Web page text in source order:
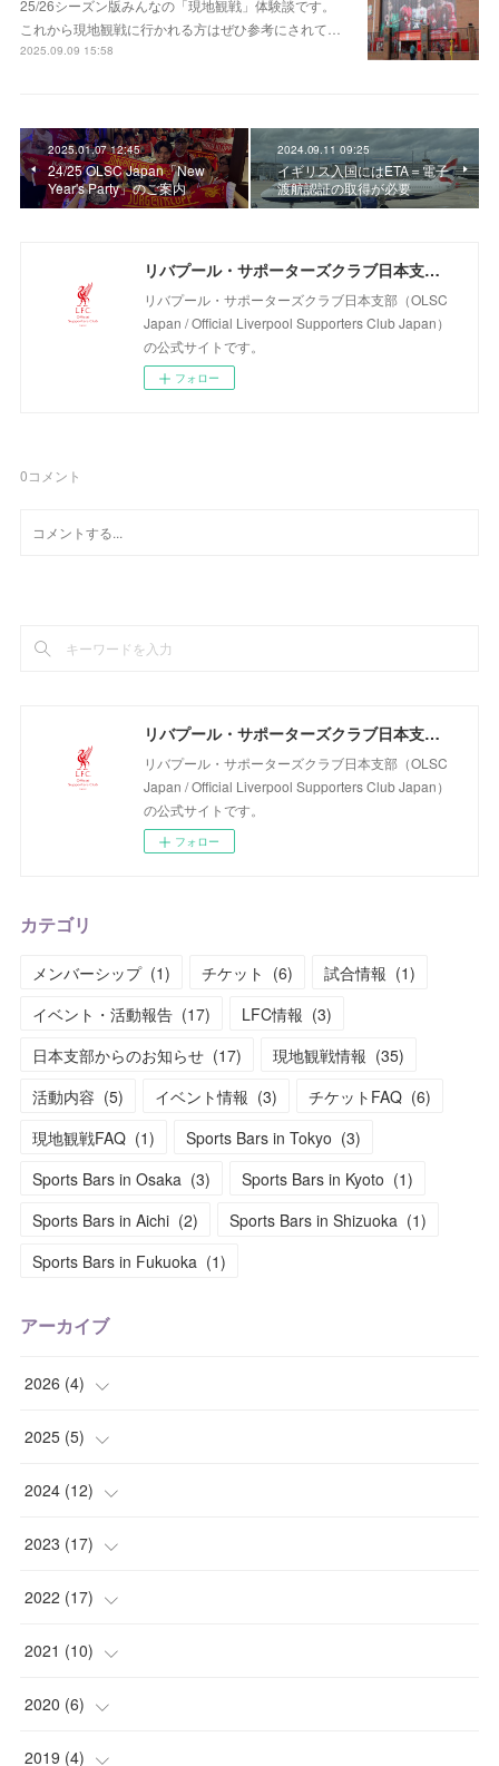
25/26シーズン版みんなの「現地観戦」体験談です。
これから現地観戦に行かれる方はぜひ参考にされて…
2025.09.09 15:58
2025.01.07 12:45
24/25 OLSC Japan「New
Year's Party」のご案内
2024.09.11 09:25
イギリス入国にはETA＝電子
渡航認証の取得が必要
リバプール・サポーターズクラブ日本支部（OLSC Japan / Official Liverpool Supporters Club Japan）
リバプール・サポーターズクラブ日本支部（OLSC
Japan / Official Liverpool Supporters Club Japan）
の公式サイトです。
フォロー
0コメント
リバプール・サポーターズクラブ日本支部（OLSC Japan / Official Liverpool Supporters Club Japan）
リバプール・サポーターズクラブ日本支部（OLSC
Japan / Official Liverpool Supporters Club Japan）
の公式サイトです。
フォロー
カテゴリ
メンバーシップ (1) チケット (6) 試合情報 (1)
イベント・活動報告 (17) LFC情報 (3)
日本支部からのお知らせ (17) 現地観戦情報 (35)
活動内容 (5) イベント情報 (3) チケットFAQ (6)
現地観戦FAQ (1) Sports Bars in Tokyo (3)
Sports Bars in Osaka (3) Sports Bars in Kyoto (1)
Sports Bars in Aichi (2) Sports Bars in Shizuoka (1)
Sports Bars in Fukuoka (1)
アーカイブ
2026 (4)
(2
(2)
2025 (5)
(1)
(1)
(1)
( 1)
(1
2024 (12)
(2)
(1)
(3)
(2
(2
2023 (17)
(4)
(1)
(1
(3
2022 (17)
(2)
(3
(1
2021 (10)
(1
(2
2020 (6)
(5
2019 (4)